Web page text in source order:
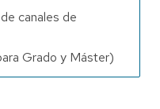
canales de
Grado y Máster)